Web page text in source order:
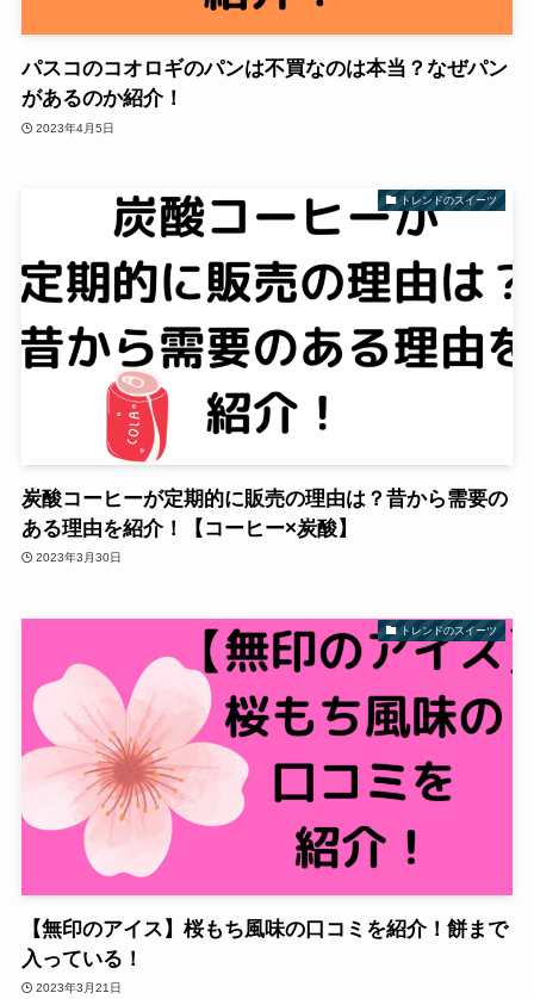
パスコのコオロギのパンは不買なのは本当？なぜパン
があるのか紹介！
2023年4月5日
トレンドのスイーツ
炭酸コーヒーが定期的に販売の理由は？昔から需要の
ある理由を紹介！【コーヒー×炭酸】
2023年3月30日
トレンドのスイーツ
【無印のアイス】桜もち風味の口コミを紹介！餅まで
入っている！
2023年3月21日